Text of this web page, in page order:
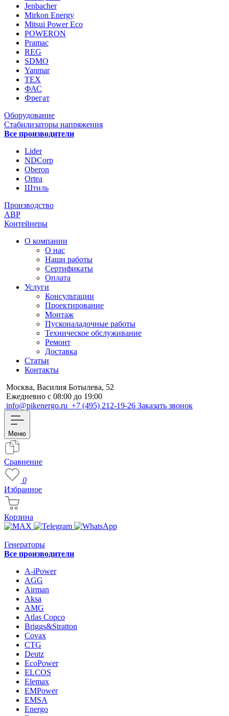
Jenbacher
Mirkon Energy
Mitsui Power Eco
POWERON
Pramac
REG
SDMO
Yanmar
ТЕХ
ФАС
Фрегат
Оборудование
Стабилизаторы напряжения
Все производители
Lider
NDCorp
Oberon
Ortea
Штиль
Производство
АВР
Контейнеры
О компании
О нас
Наши работы
Сертификаты
Оплата
Услуги
Консультации
Проектирование
Монтаж
Пусконаладочные работы
Техническое обслуживание
Ремонт
Доставка
Статьи
Контакты
Москва, Василия Ботылева, 52
Ежедневно с 08:00 до 19:00
info@pikenergo.ru +7 (495) 212-19-26 Заказать звонок
Меню
Сравнение
0
Избранное
Корзина
Генераторы
Все производители
A-iPower
AGG
Airman
Aksa
AMG
Atlas Copco
Briggs&Stratton
Covax
CTG
Deutz
EcoPower
ELCOS
Elemax
EMPower
EMSA
Energo